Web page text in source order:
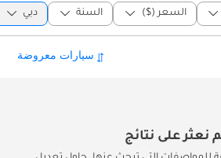
السعر ($) السنة دبي
نعثر على نتائج